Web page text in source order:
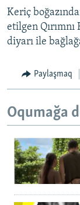
Keriç
etilgen Qırımnı
diyarı ile
Paylaşmaq
Oqumağa